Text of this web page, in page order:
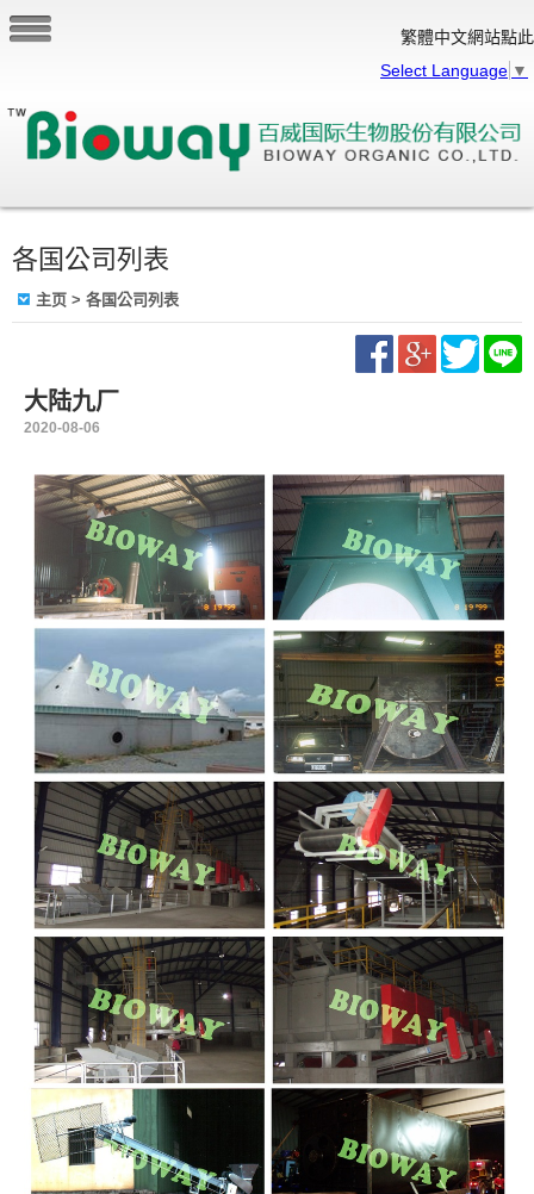
繁體中文網站點此
Select Language ▼
各国公司列表
主页 > 各国公司列表
大陆九厂
2020-08-06